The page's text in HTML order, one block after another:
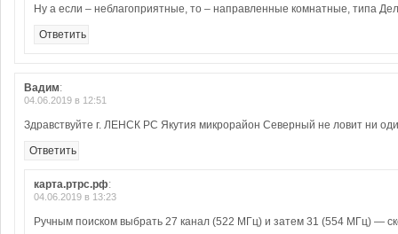
Ну а если – неблагоприятные, то – направленные комнатные, типа
Ответить
Вадим:
04.06.2019 в 12:51
Здравствуйте г. ЛЕНСК РС Якутия микрорайон Северный не ловит ни
Ответить
карта.ртрс.рф:
04.06.2019 в 13:23
Ручным поиском выбрать 27 канал (522 МГц) и затем 31 (554 МГц) —